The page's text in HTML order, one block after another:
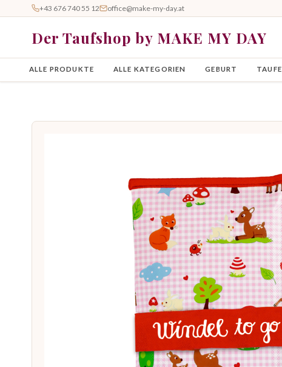
+43 676 740 55 12 office@make-my-day.at
Der Taufshop by MAKE MY DAY
ALLE PRODUKTE ALLE KATEGORIEN GEBURT TAUFE